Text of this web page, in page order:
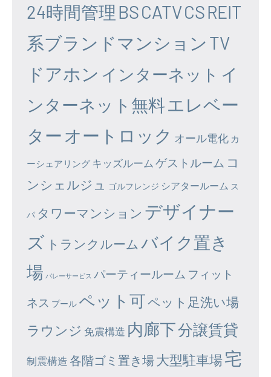
24時間管理 BSCATVCSREIT
系ブランドマンション TV
ドアホン インターネット イ
ンターネット無料エレベー
ター オートロック オール電化 カ
ーシェアリング キッズルーム ゲストルーム コ
ンシェルジュ
ゴルフレンジ シアタールーム ス
パ タワーマンション デザイナー
ズ トランクルーム バイク置き
場 バレーサービス パーティールーム フィット
ネス プール ペット可ペット足洗い場
ラウンジ 免震構造 内廊下分譲賃貸
制震構造 各階ゴミ置き場大型駐車場宅